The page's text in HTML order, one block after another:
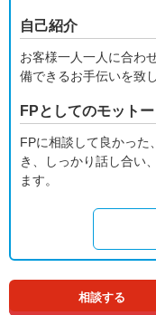
自己紹介
お客様一人一人に合わ
備できるお手伝いを致し
FPとしてのモットー
FPに相談して良かった
き、しっかり話し合い
ます。
相談する